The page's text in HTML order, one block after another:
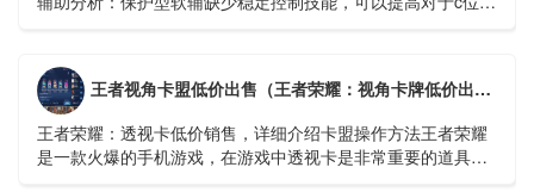
王者视角卡盟低价出售（王者荣耀：视角卡牌低价出售，详细介绍卡盟操作方法）
王者荣耀：透视卡低价销售，详细介绍卡盟操作方法王者荣耀
是一款火爆的手机游戏，在游戏中透视卡是非常重要的道具，